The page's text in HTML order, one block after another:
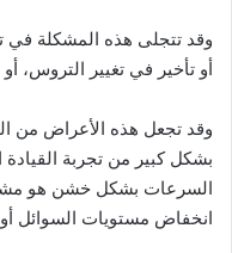
وقد تتجلى هذه المشكلة في
أو تأخير في تغيير التروس،
وقد تجعل هذه الأعراض من
بشكل كبير من تجربة القيادة
السرعات بشكل خشن هو
انخفاض مستويات السوائل أو